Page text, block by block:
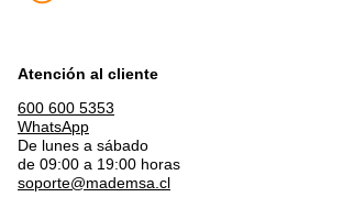
Atención al cliente
600 600 5353
WhatsApp
De lunes a sábado
de 09:00 a 19:00 horas
soporte@mademsa.cl